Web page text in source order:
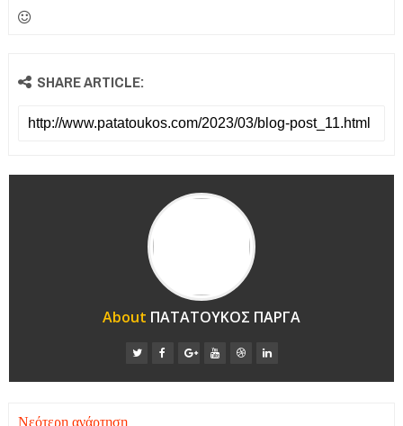
SHARE ARTICLE:
About ΠΑΤΑΤΟΥΚΟΣ ΠΑΡΓΑ
Νεότερη ανάρτηση